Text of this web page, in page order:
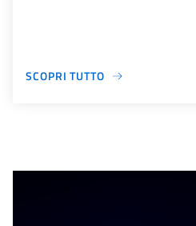
SCOPRI TUTTO